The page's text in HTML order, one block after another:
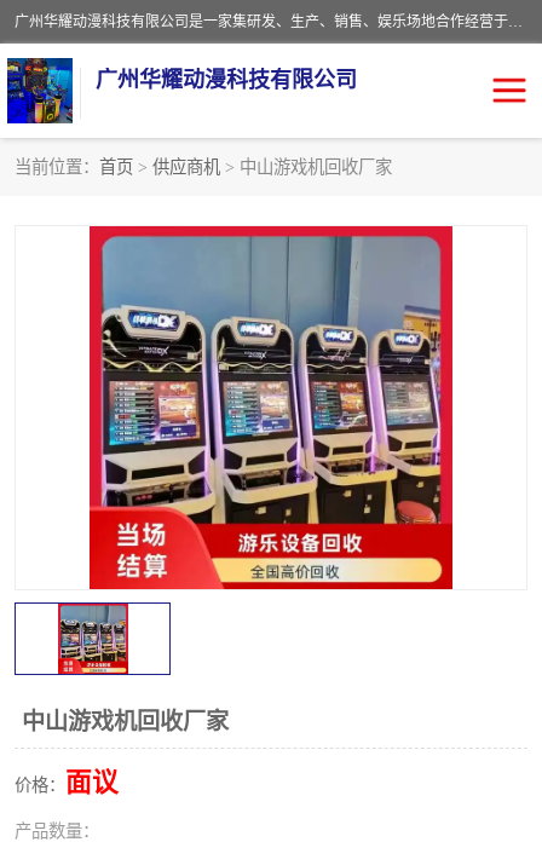
广州华耀动漫科技有限公司是一家集研发、生产、销售、娱乐场地合作经营于一体的动漫游戏公司。本公司拥有一支年轻化集研发生产到售后服务的队伍，及时地为客户提供、赚钱的产品。本公司以雄厚的实力、合理的价格、优良的服务与多家企业建立了长期的合作关系。热诚欢迎各界前来参观、考察、洽谈业务。目前公司经营的产品有：各种捕渔游戏机系列，大型模拟机系列、轮盘机系列、连线机系列、框体机系列、玛莉机系列等。
广州华耀动漫科技有限公司
当前位置： 首页 > 供应商机 > 中山游戏机回收厂家
中山游戏机回收厂家
价格： 面议
产品数量：
电玩城回收
模拟机回收 儿童机回收
游戏厅回收 *机回收